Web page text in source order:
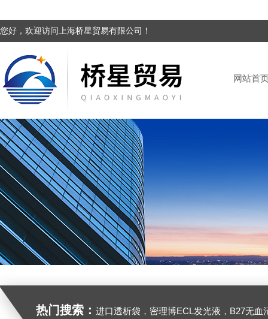
您好，欢迎访问上海桥星贸易有限公司！
网站首
热门搜索： 进口透析袋，密理博ECL发光液，B27无血清培养基，N2培养基，紫外酶标板，Gibco胶原酶，